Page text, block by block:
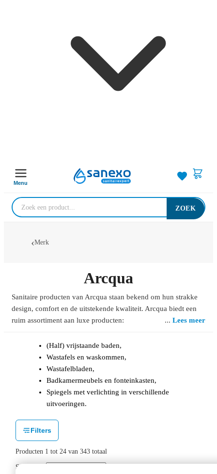
Menu
ZOEK
Merk
Arcqua
Sanitaire producten van Arcqua staan bekend om hun strakke
design, comfort en de uitstekende kwaliteit. Arcqua biedt een
ruim assortiment aan luxe producten:
Lees meer
(Half) vrijstaande baden,
Wastafels en waskommen,
Wastafelbladen,
Badkamermeubels en fonteinkasten,
Spiegels met verlichting in verschillende
uitvoeringen.
Filters
Producten 1 tot 24 van 343 totaal
Sorteer op: